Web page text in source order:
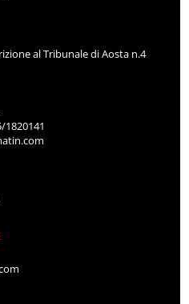
al Tribunale di Aosta n.4
1820141